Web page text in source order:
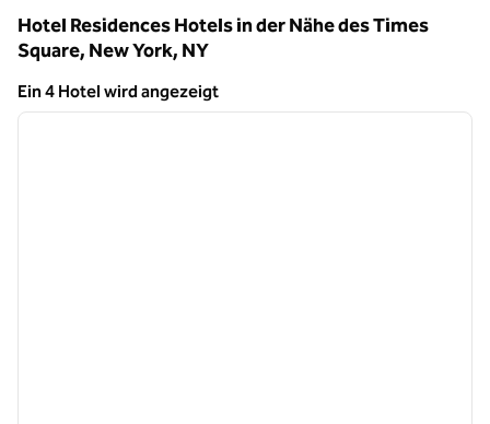
Hotel Residences Hotels in der Nähe des Times
Square, New York, NY
Ein 4 Hotel wird angezeigt
Ein 4 Hotel wird angezeigt
1 von 11